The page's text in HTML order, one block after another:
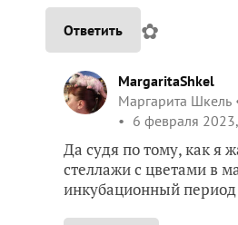
Ответить ✿
MargaritaShkel
Маргарита Шкель
6 февраля
Да судя по тому, как я
стеллажи с цветами в
инкубационный